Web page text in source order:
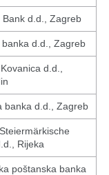
Bank d.d., Zagreb
d.d., Zagreb
d.d.,
banka d.d., Zagreb
Rijeka
poštanska banka